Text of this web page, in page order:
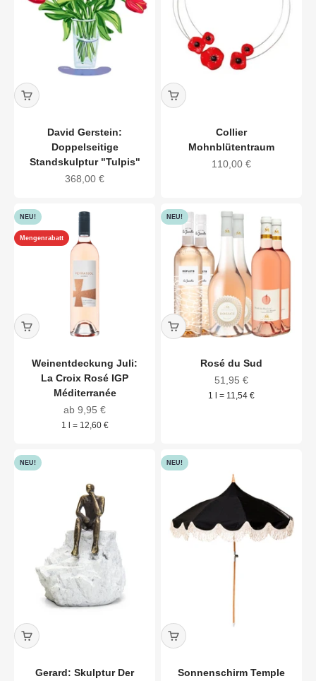
David Gerstein:
Doppelseitige
Standskulptur "Tulpis"
Angebot
368,00 €
Collier
Mohnblütentraum
Angebot
110,00 €
NEU!
Mengenrabatt
Weinentdeckung Juli:
La Croix Rosé IGP
Méditerranée
Angebot
ab 9,95 €
1 l = 12,60 €
NEU!
Rosé du Sud
Angebot
51,95 €
1 l = 11,54 €
NEU!
Gerard: Skulptur Der
NEU!
Sonnenschirm Temple